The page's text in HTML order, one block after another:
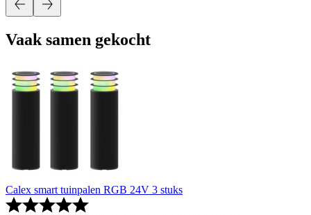
Vaak samen gekocht
Calex smart tuinpalen RGB 24V 3 stuks